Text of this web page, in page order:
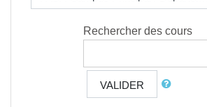
Rechercher des cours
VALIDER